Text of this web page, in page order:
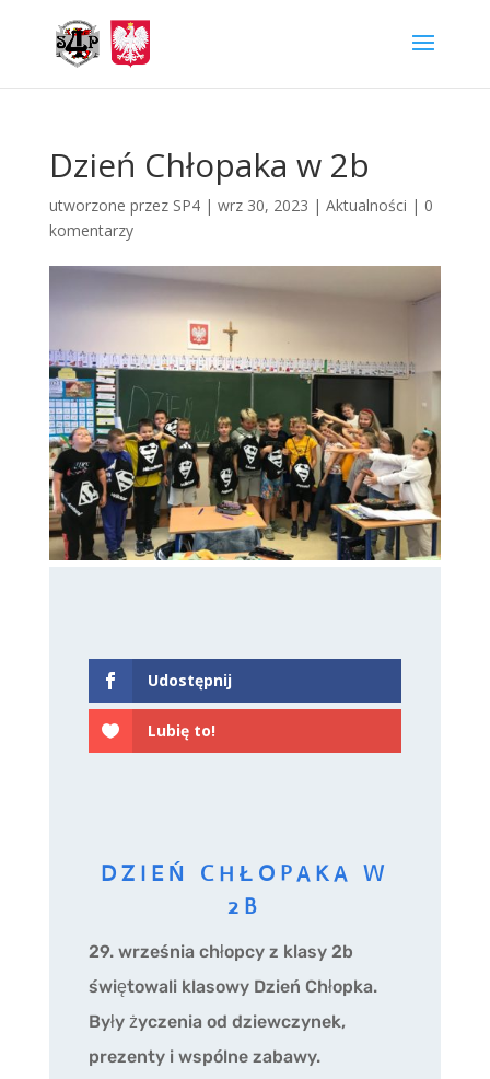
Dzień Chłopaka w 2b
utworzone przez SP4| wrz 30, 2023 | Aktualności | 0
komentarzy
Udostępnij
Lubię to!
DZIEŃ CHŁOPAKA W
2B
29. września chłopcy z klasy 2b
świętowali klasowy Dzień Chłopka.
Były życzenia od dziewczynek,
prezenty i wspólne zabawy.